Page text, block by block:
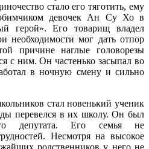
стало его тяготить, ему
девочек Ан Су Хо в
герой». Его товарищ владел
необходимости мог дать отпор
причине наглые головорезы
с ним. Он частенько засыпал во
в ночную смену и сильно
стал новенький ученик
перевелся в их школу. Он был
депутата. Его семья не
Несмотря на высокое
родственников у него не